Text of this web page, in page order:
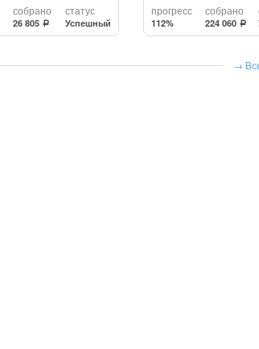
собрано
26 805 a
статус
Успешный
прогресс
112%
собрано
224 060 a